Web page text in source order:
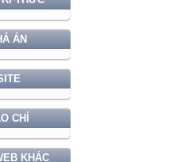
ÁN
CHÍ
KHÁC